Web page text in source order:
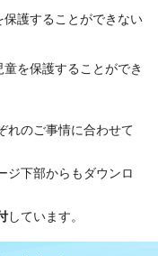
護することができない
を保護することができ
のご事情に合わせて
下部からもダウンロ
しています。